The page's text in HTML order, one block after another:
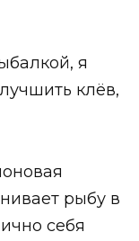
я
клёв,
рыбу в
себя